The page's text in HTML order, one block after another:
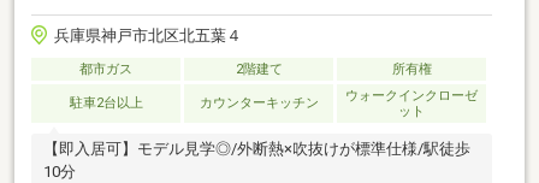
兵庫県神戸市北区北五葉４
都市ガス 2階建て 所有権
駐車2台以上 カウンターキッチン
ウォークインクローゼ
ット
【即入居可】モデル見学◎/外断熱×吹抜けが標準仕様/駅徒歩
10分